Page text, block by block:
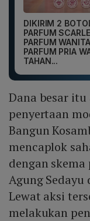
DIKIRIM 2
PARFUM
PARFUM WANITA
PARFUM PRIA
TAHAN...
Dana besar
penyertaan
Bangun
mencaplok
dengan
Agung Sedayu
Lewat aksi
melakukan